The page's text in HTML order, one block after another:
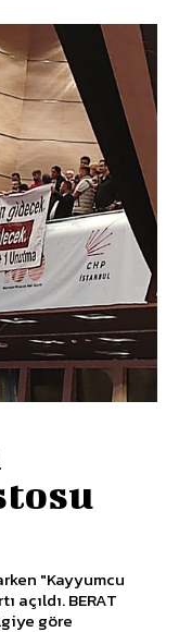
"Kayyumcu
BERAT